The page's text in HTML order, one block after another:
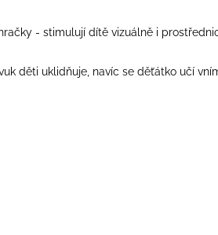
- stimulují dítě vizuálně i
děti uklidňuje, navíc se děťátko učí